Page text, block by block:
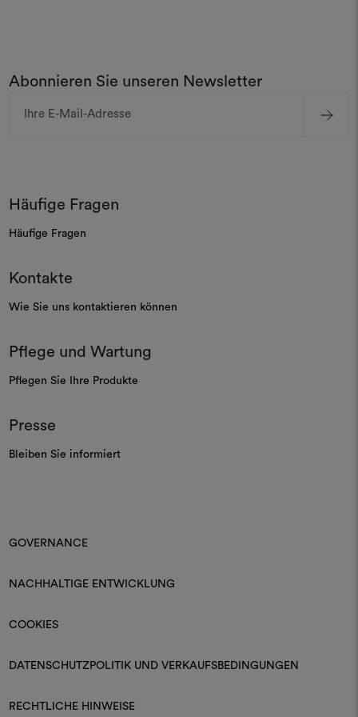
Abonnieren Sie unseren Newsletter
Mail-
Häufige Fragen
Häufige Fragen
Kontakte
Wie Sie uns kontaktieren können
Pflege und Wartung
Pflegen Sie Ihre Produkte
Presse
Bleiben Sie informiert
GOVERNANCE
NACHHALTIGE ENTWICKLUNG
COOKIES
DATENSCHUTZPOLITIK UND VERKAUFSBEDINGUNGEN
RECHTLICHE HINWEISE